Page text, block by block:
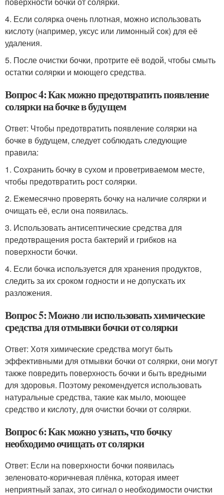
4. Если солярка очень плотная, можно использовать
кислоту (например, уксус или лимонный сок) для её
удаления.
5. После очистки бочки, протрите её водой, чтобы смыть
остатки солярки и моющего средства.
Вопрос 4: Как можно предотвратить появление
солярки на бочке в будущем
Ответ: Чтобы предотвратить появление солярки на
бочке в будущем, следует соблюдать следующие
правила:
1. Сохранить бочку в сухом и проветриваемом месте,
чтобы предотвратить рост солярки.
2. Ежемесячно проверять бочку на наличие солярки и
очищать её, если она появилась.
3. Использовать антисептические средства для
предотвращения роста бактерий и грибков на
поверхности бочки.
4. Если бочка используется для хранения продуктов,
следить за их сроком годности и не допускать их
разложения.
Вопрос 5: Можно ли использовать химические
средства для отмывки бочки от солярки
Ответ: Хотя химические средства могут быть
эффективными для отмывки бочки от солярки, они могут
также повредить поверхность бочки и быть вредными
для здоровья. Поэтому рекомендуется использовать
натуральные средства, такие как мыло, моющее
средство и кислоту, для очистки бочки от солярки.
Вопрос 6: Как можно узнать, что бочку
необходимо очищать от солярки
Ответ: Если на поверхности бочки появилась
зеленовато-коричневая плёнка, которая имеет
неприятный запах, это сигнал о необходимости очистки